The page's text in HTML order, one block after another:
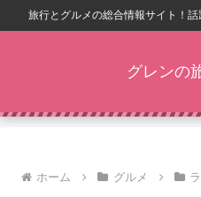
旅行とグルメの総合情報サイト！
グレンの
ホーム グルメ